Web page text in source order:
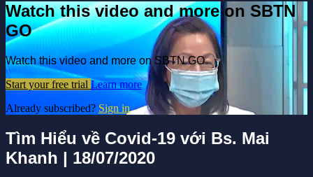
Watch this video and more on SBTN
GO
Watch this video and more on SBTN GO
Start your free trial Learn more
Already subscribed? Sign in
Tìm Hiểu về Covid-19 với Bs. Mai
Khanh | 18/07/2020